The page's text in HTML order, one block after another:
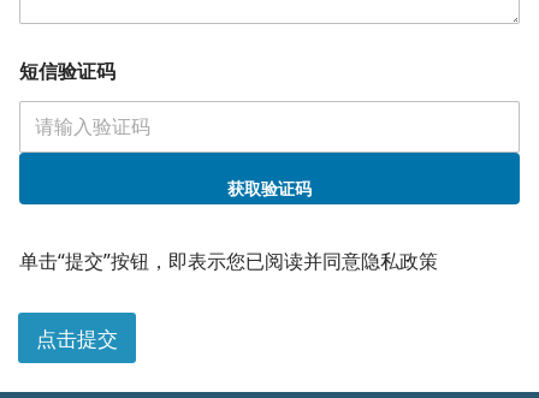
短信验证码
获取验证码
邮
箱
司
单击“提交”按钮，即表示您已阅读并同意隐私政策
点击提交